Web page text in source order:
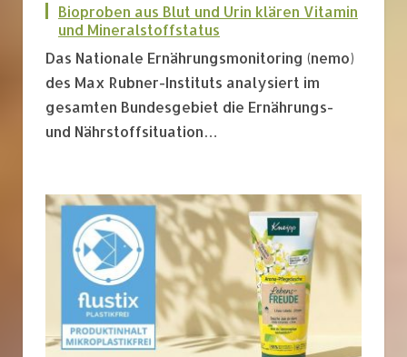
Bioproben aus Blut und Urin klären Vitamin
und Mineralstoffstatus
Das Nationale Ernährungsmonitoring (nemo)
des Max Rubner-Instituts analysiert im
gesamten Bundesgebiet die Ernährungs-
und Nährstoffsituation…